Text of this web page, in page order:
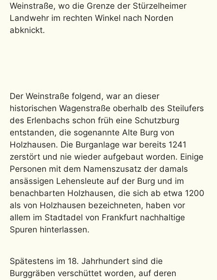
Weinstraße, wo die Grenze der Stürzelheimer
Landwehr im rechten Winkel nach Norden
abknickt.
Der Weinstraße folgend, war an dieser
historischen Wagenstraße oberhalb des Steilufers
des Erlenbachs schon früh eine Schutzburg
entstanden, die sogenannte Alte Burg von
Holzhausen. Die Burganlage war bereits 1241
zerstört und nie wieder aufgebaut worden. Einige
Personen mit dem Namenszusatz der damals
ansässigen Lehensleute auf der Burg und im
benachbarten Holzhausen, die sich ab etwa 1200
als von Holzhausen bezeichneten, haben vor
allem im Stadtadel von Frankfurt nachhaltige
Spuren hinterlassen.
Spätestens im 18. Jahrhundert sind die
Burggräben verschüttet worden, auf deren